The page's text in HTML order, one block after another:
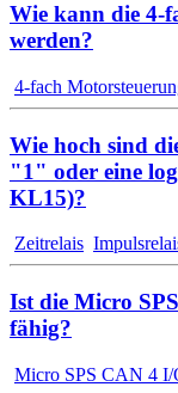
Wie kann die 4-
werden?
4-fach
Wie hoch sind
"1" oder eine
KL15)?
Zeitrelais
Ist die Micro
fähig?
Micro SPS CAN 4 I/